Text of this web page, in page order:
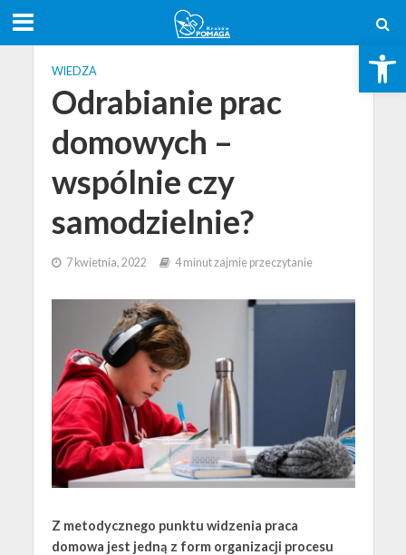
Open toolbar
WIEDZA
Odrabianie prac
domowych –
wspólnie czy
samodzielnie?
7 kwietnia, 2022 4 minut zajmie przeczytanie
Z metodycznego punktu widzenia praca
domowa jest jedną z form organizacji procesu